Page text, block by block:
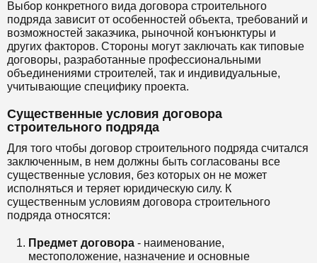
Выбор конкретного вида договора строительного
подряда зависит от особенностей объекта, требований и
возможностей заказчика, рыночной конъюнктуры и
других факторов. Стороны могут заключать как типовые
договоры, разработанные профессиональными
объединениями строителей, так и индивидуальные,
учитывающие специфику проекта.
Существенные условия договора
строительного подряда
Для того чтобы договор строительного подряда считался
заключенным, в нем должны быть согласованы все
существенные условия, без которых он не может
исполняться и теряет юридическую силу. К
существенным условиям договора строительного
подряда относятся:
Предмет договора - наименование,
местоположение, назначение и основные